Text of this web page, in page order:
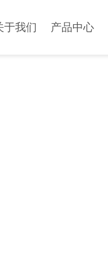
于我们 产品中心